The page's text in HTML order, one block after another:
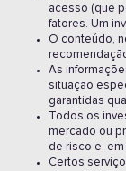
acesso (que
fatores. Um
O conteúdo,
As
situação
garantidas
Todos os
mercado ou
de risco e,
Certos